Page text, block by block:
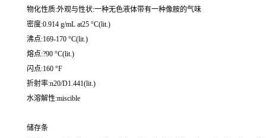
物化性质:外观与性状:一种无色液体带有一种像胺的气味
密度:0.914 g/mL at25 °C(lit.)
沸点:169-170 °C(lit.)
熔点:?90 °C(lit.)
闪点:160 °F
折射率:n20/D1.441(lit.)
水溶解性:miscible
储存条